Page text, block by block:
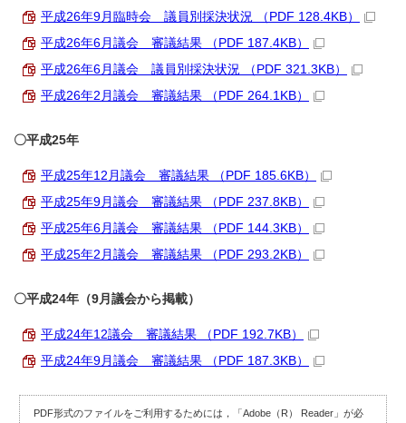
平成26年9月臨時会 議員別採決状況 （PDF 128.4KB）
平成26年6月議会 審議結果 （PDF 187.4KB）
平成26年6月議会 議員別採決状況 （PDF 321.3KB）
平成26年2月議会 審議結果 （PDF 264.1KB）
〇平成25年
平成25年12月議会 審議結果 （PDF 185.6KB）
平成25年9月議会 審議結果 （PDF 237.8KB）
平成25年6月議会 審議結果 （PDF 144.3KB）
平成25年2月議会 審議結果 （PDF 293.2KB）
〇平成24年（9月議会から掲載）
平成24年12議会 審議結果 （PDF 192.7KB）
平成24年9月議会 審議結果 （PDF 187.3KB）
PDF形式のファイルをご利用するためには，「Adobe（R） Reader」が必